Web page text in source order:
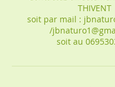
THIVENT
soit par mail :
/
soit au